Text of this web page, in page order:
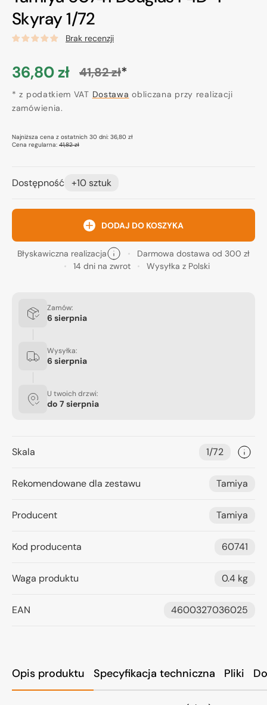
Opis produktu Specyfikacja techniczna Pliki
Skyray 1/72
Brak recenzji
Cena
promocyjna
36,80 zł
Cena
regularna
41,82 zł*
* z podatkiem VAT Dostawa obliczana przy realizacji
zamówienia.
Najniższa cena z ostatnich 30 dni: 36,80 zł
Cena regularna: 41,82 zł
Dostępność +10 sztuk
DODAJ DO KOSZYKA
Błyskawiczna realizacja
Darmowa dostawa od 300 zł
14 dni na zwrot
Wysyłka z Polski
Zamów:
6 sierpnia
Wysyłka:
6 sierpnia
U twoich drzwi:
do 7 sierpnia
Skala 1/72
Rekomendowane dla zestawu Tamiya
Producent Tamiya
Kod producenta 60741
Waga produktu 0.4 kg
EAN 4600327036025